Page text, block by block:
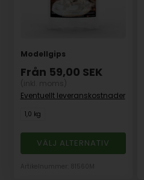
Modellgips
Från 59,00 SEK
Eventuellt leveranskostnader
1,0 kg
VÄLJ ALTERNATIV